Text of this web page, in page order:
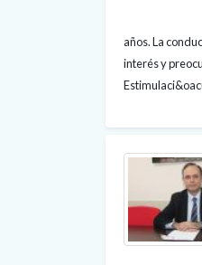
años. La
interés y